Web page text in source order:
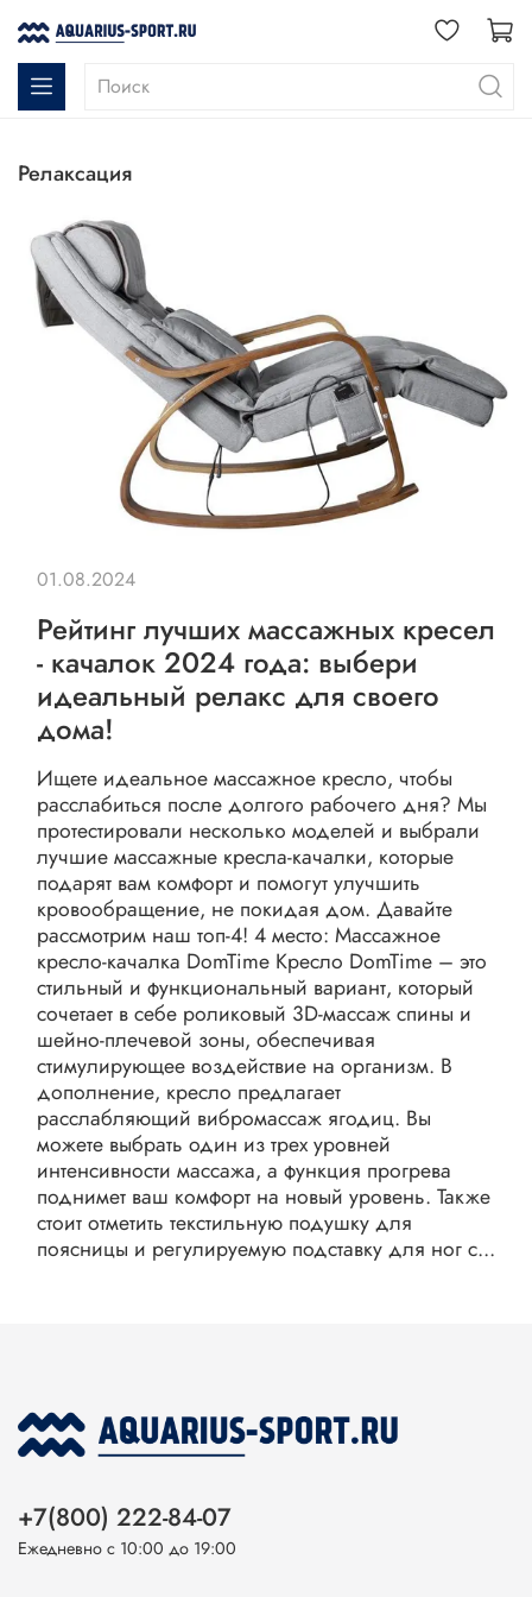
релаксация
Рейтинг лучших массажных кресел
- качалок 2024 года: выбери
идеальный релакс для своего
дома!
Ищете идеальное массажное кресло, чтобы
расслабиться после долгого рабочего дня? Мы
протестировали несколько моделей и выбрали
лучшие массажные кресла-качалки, которые
подарят вам комфорт и помогут улучшить
кровообращение, не покидая дом. Давайте
рассмотрим наш топ-4! 4 место: Массажное
кресло-качалка DomTime Кресло DomTime – это
стильный и функциональный вариант, который
сочетает в себе роликовый 3D-массаж спины и
шейно-плечевой зоны, обеспечивая
стимулирующее воздействие на организм. В
дополнение, кресло предлагает
расслабляющий вибромассаж ягодиц. Вы
можете выбрать один из трех уровней
интенсивности массажа, а функция прогрева
поднимет ваш комфорт на новый уровень. Также
стоит отметить текстильную подушку для
поясницы и регулируемую подставку для ног с...
01.08.2024
+7(800) 222-84-07
Ежедневно с 10:00 до 19:00